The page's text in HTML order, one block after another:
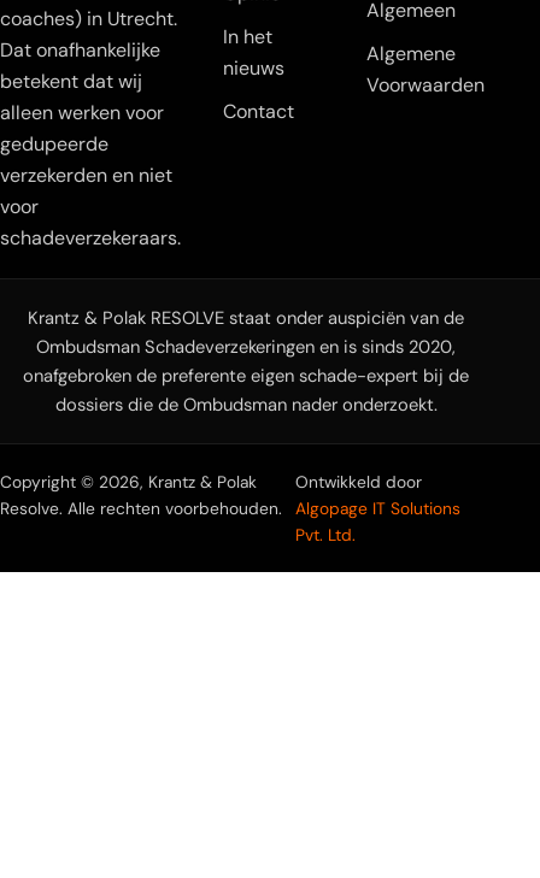
coaches) in Utrecht.
Dat onafhankelijke
betekent dat wij
alleen werken voor
gedupeerde
verzekerden en niet
voor
schadeverzekeraars.
In het
nieuws
Contact
Algemeen
Algemene
Voorwaarden
Krantz & Polak RESOLVE staat onder auspiciën van de
Ombudsman Schadeverzekeringen en is sinds 2020,
onafgebroken de preferente eigen schade-expert bij de
dossiers die de Ombudsman nader onderzoekt.
Copyright © 2026, Krantz & Polak
Resolve. Alle rechten voorbehouden.
Ontwikkeld door
Algopage IT Solutions
Pvt. Ltd.